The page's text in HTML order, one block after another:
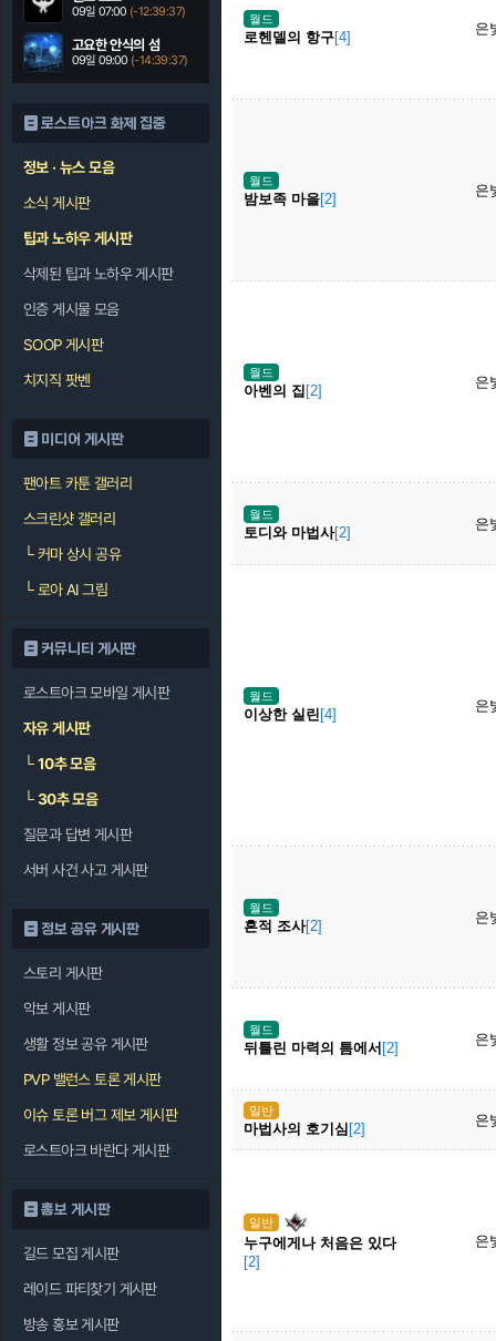
09일 07:00 (-12:39:36)
고요한 안식의 섬
09일 09:00 (-14:39:36)
로스트아크 화제 집중
정보 · 뉴스 모음
소식 게시판
팁과 노하우 게시판
삭제된 팁과 노하우 게시판
인증 게시물 모음
SOOP 게시판
치지직 팟벤
미디어 게시판
팬아트 카툰 갤러리
스크린샷 갤러리
└커마 상시 공유
└로아 AI 그림
커뮤니티 게시판
로스트아크 모바일 게시판
자유 게시판
└10추 모음
└30추 모음
질문과 답변 게시판
서버 사건 사고 게시판
정보 공유 게시판
스토리 게시판
악보 게시판
생활 정보 공유 게시판
PVP 밸런스 토론 게시판
이슈 토론 버그 제보 게시판
로스트아크 바란다 게시판
홍보 게시판
길드 모집 게시판
레이드 파티찾기 게시판
방송 홍보 게시판
월드
로헨델의 항구[4]
은
월드
밤보족 마을[2]
은
월드
아벤의 집 [2]
은
월드
토디와 마법사[2]
은
월드
이상한 실린 [4]
은
월드
흔적 조사[2]
은
월드
뒤틀린 마력의 틈에서 [2]
은
일반
마법사의 호기심 [2]
은
일반
누구에게나 처음은 있다
[2]
은